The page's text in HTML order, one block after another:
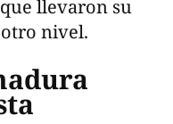
llevaron su
nivel.